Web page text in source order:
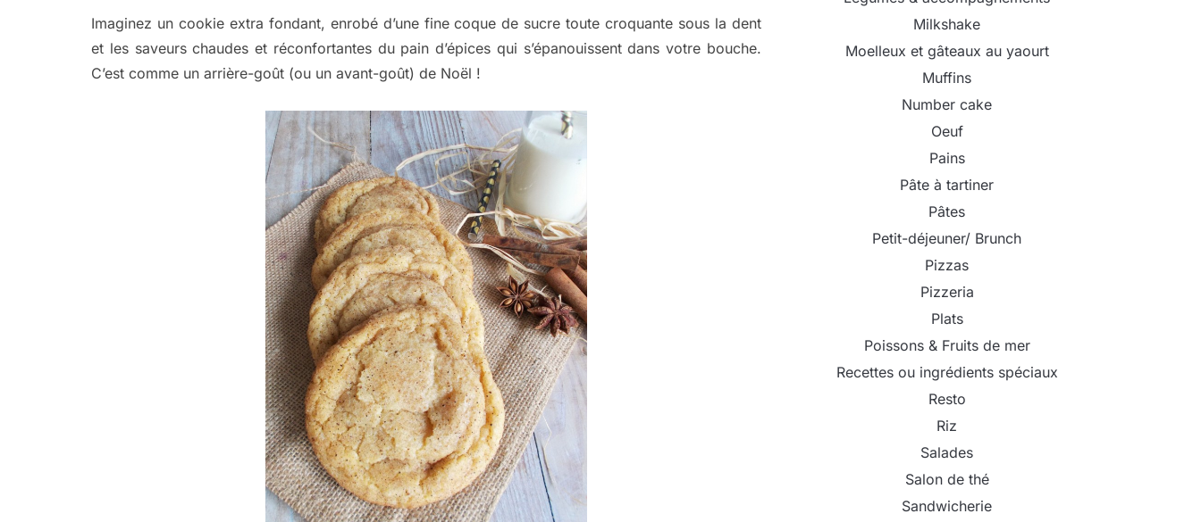
Imaginez un cookie extra fondant, enrobé d’une fine coque de sucre toute croquante sous la dent
et les saveurs chaudes et réconfortantes du pain d’épices qui s’épanouissent dans votre bouche.
C’est comme un arrière-goût (ou un avant-goût) de Noël !
Milkshake
Moelleux et gâteaux au yaourt
Muffins
Number cake
Oeuf
Pains
Pâte à tartiner
Pâtes
Petit-déjeuner/ Brunch
Pizzas
Pizzeria
Plats
Poissons & Fruits de mer
Recettes ou ingrédients spéciaux
Resto
Riz
Salades
Salon de thé
Sandwicherie